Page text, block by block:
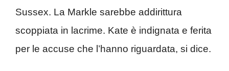
Sussex. La Markle sarebbe addirittura
scoppiata in lacrime. Kate è indignata e ferita
per le accuse che l’hanno riguardata, si dice.